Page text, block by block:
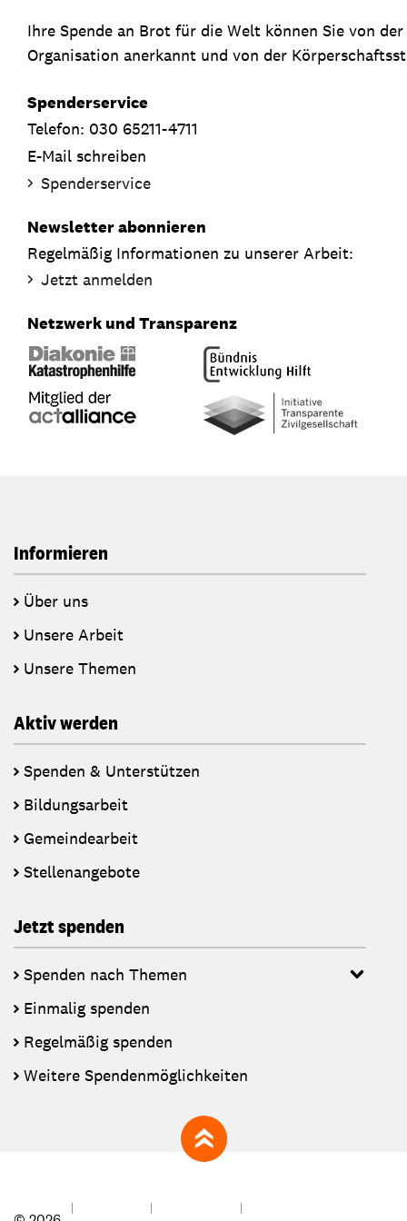
Ihre Spende an Brot für die Welt können Sie von
Organisation anerkannt und von der
Spenderservice
Telefon: 030 65211-4711
E-Mail schreiben
Spenderservice
Newsletter abonnieren
Regelmäßig Informationen zu unserer Arbeit:
Jetzt anmelden
Netzwerk und Transparenz
Informieren
Über uns
Unsere Arbeit
Unsere Themen
Aktiv werden
Spenden & Unterstützen
Bildungsarbeit
Gemeindearbeit
Stellenangebote
Jetzt spenden
Spenden nach Themen
Einmalig spenden
Regelmäßig spenden
Weitere Spendenmöglichkeiten
zum Seitenanfang